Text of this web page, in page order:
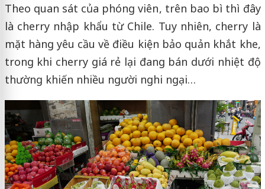
Theo quan sát của phóng viên, trên bao bì thì đây
là cherry nhập khẩu từ Chile. Tuy nhiên, cherry là
mặt hàng yêu cầu về điều kiện bảo quản khắt khe,
trong khi cherry giá rẻ lại đang bán dưới nhiệt độ
thường khiến nhiều người nghi ngại…